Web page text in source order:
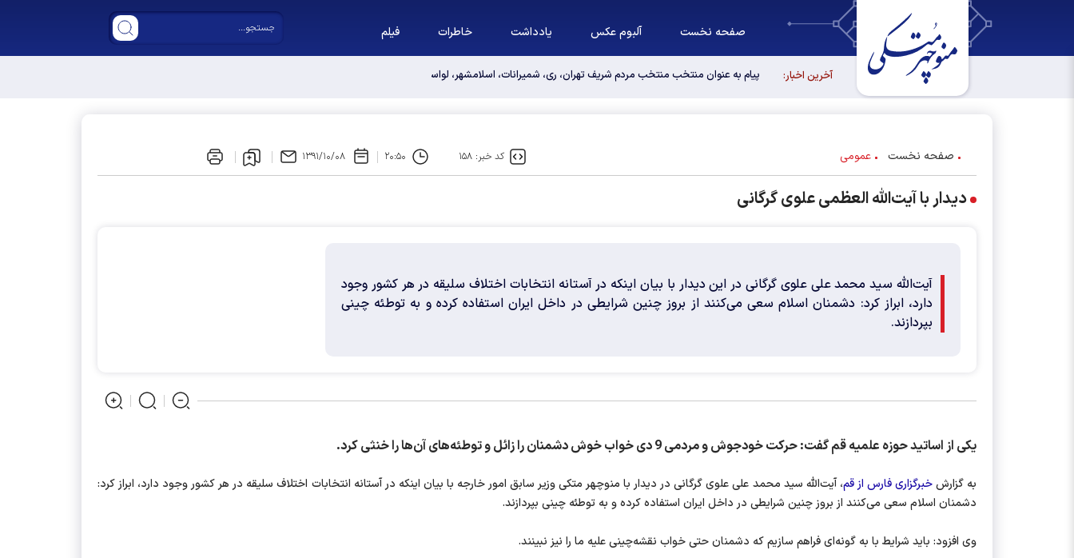
صفحه نخست آلبوم عکس یادداشت خاطرات فیلم
آخرین اخبار: پیام به عنوان منتخب منتخب مردم شریف تهران، ری، شمیرانات، اسلامشهر، لواسانات و پردیس در مجلس دوازدهم
صفحه نخست عمومی کد خبر: ۱۵۸ ۲۰:۵۰ ۱۳۹۱/۱۰/۰۸
دیدار با آیت‌الله العظمی علوی گرگانی
آیت‌الله سید محمد علی علوی گرگانی در این دیدار با بیان اینکه در آستانه انتخابات اختلاف سلیقه در هر کشور وجود
دارد، ابراز کرد: دشمنان اسلام سعی می‌کنند از بروز چنین شرایطی در داخل ایران استفاده کرده و به توطئه چینی
بپردازند.
یکی از اساتید حوزه علمیه قم گفت: حرکت خودجوش و مردمی 9 دی خواب خوش دشمنان را زائل و توطئه‌های آن‌ها را خنثی کرد.
به گزارشخبرگزاری فارس از قم، آیت‌الله سید محمد علی علوی گرگانی در دیدار با منوچهر متکی وزیر سابق امور خارجه با بیان اینکه در آستانه انتخابات اختلاف سلیقه در هر کشور وجود دارد، ابراز کرد:
دشمنان اسلام سعی می‌کنند از بروز چنین شرایطی در داخل ایران استفاده کرده و به توطئه چینی بپردازند.
وی افزود: باید شرایط با به گونه‌ای فراهم سازیم که دشمنان حتی خواب نقشه‌چینی علیه ما را نیز نبینند.